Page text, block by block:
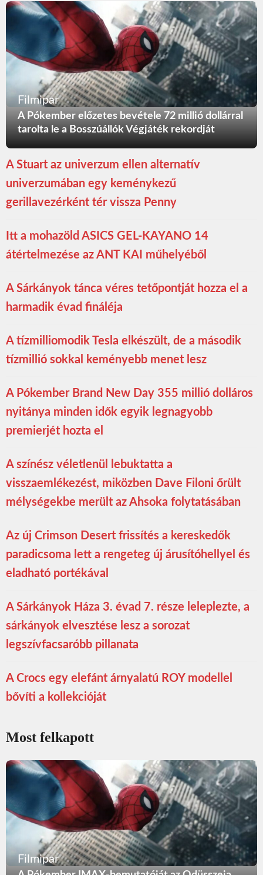
Filmipar
A Pókember előzetes bevétele 72 millió dollárral
tarolta le a Bosszúállók Végjáték rekordját
A Stuart az univerzum ellen alternatív
univerzumában egy keménykezű
gerillavezérként tér vissza Penny
Itt a mohazöld ASICS GEL-KAYANO 14
átértelmezése az ANT KAI műhelyéből
A Sárkányok tánca véres tetőpontját hozza el a
harmadik évad fináléja
A tízmilliomodik Tesla elkészült, de a második
tízmillió sokkal keményebb menet lesz
A Pókember Brand New Day 355 millió dolláros
nyitánya minden idők egyik legnagyobb
premierjét hozta el
A színész véletlenül lebuktatta a
visszaemlékezést, miközben Dave Filoni őrült
mélységekbe merült az Ahsoka folytatásában
Az új Crimson Desert frissítés a kereskedők
paradicsoma lett a rengeteg új árusítóhellyel és
eladható portékával
A Sárkányok Háza 3. évad 7. része leleplezte, a
sárkányok elvesztése lesz a sorozat
legszívfacsaróbb pillanata
A Crocs egy elefánt árnyalatú ROY modellel
bővíti a kollekcióját
Most felkapott
Filmipar